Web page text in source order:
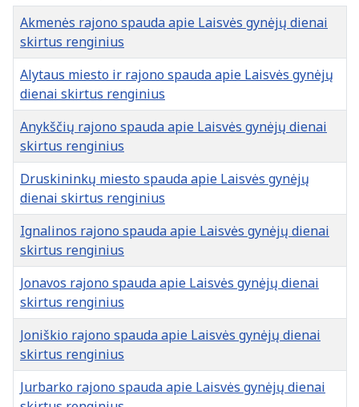
Pavadinimas
Akmenės rajono spauda apie Laisvės gynėjų dienai
skirtus renginius
Alytaus miesto ir rajono spauda apie Laisvės gynėjų
dienai skirtus renginius
Anykščių rajono spauda apie Laisvės gynėjų dienai
skirtus renginius
Druskininkų miesto spauda apie Laisvės gynėjų
dienai skirtus renginius
Ignalinos rajono spauda apie Laisvės gynėjų dienai
skirtus renginius
Jonavos rajono spauda apie Laisvės gynėjų dienai
skirtus renginius
Joniškio rajono spauda apie Laisvės gynėjų dienai
skirtus renginius
Jurbarko rajono spauda apie Laisvės gynėjų dienai